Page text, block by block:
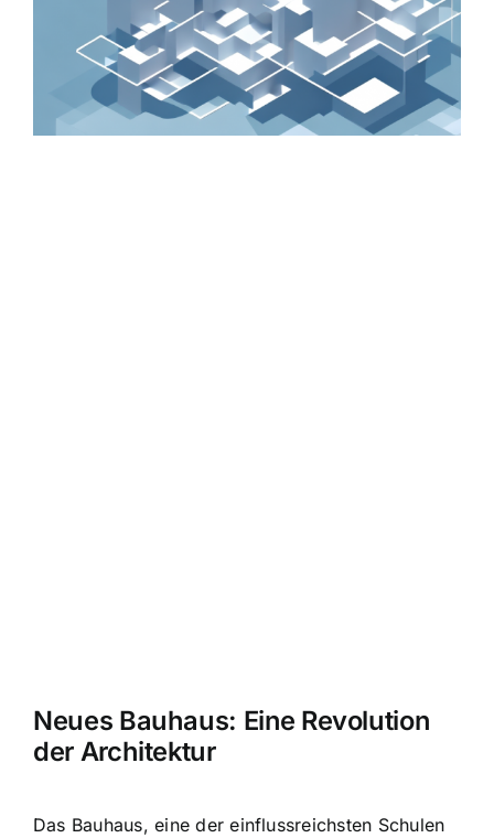
Neues Bauhaus: Eine Revolution
der Architektur
Das Bauhaus, eine der einflussreichsten Schulen